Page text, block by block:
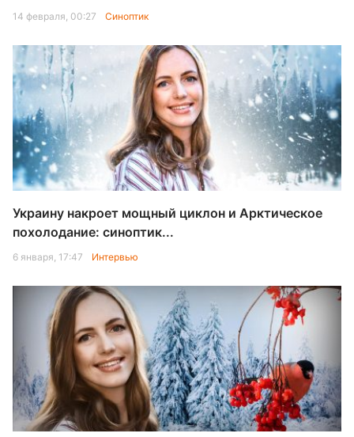
14 февраля, 00:27 Синоптик
Украину накроет мощный циклон и Арктическое
похолодание: синоптик...
6 января, 17:47 Интервью